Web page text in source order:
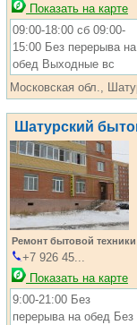
Показать на карте
09:00-18:00 сб 09:00-
15:00 Без перерыва на
обед Выходные вс
Московская обл.,
Шатурский
Ремонт бытовой техники
+7 926 45...
Показать на карте
9:00-21:00 Без
перерыва на обед Без